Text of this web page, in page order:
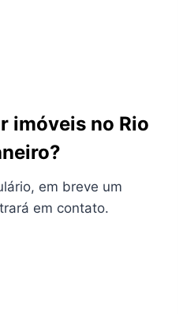
imóveis no Rio
em breve um
em contato.